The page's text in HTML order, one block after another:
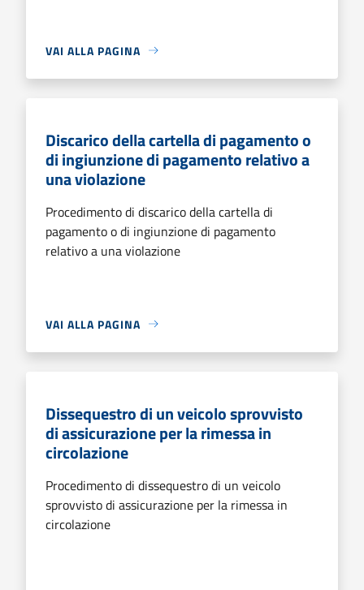
VAI ALLA PAGINA
Discarico della cartella di pagamento o
di ingiunzione di pagamento relativo a
una violazione
Procedimento di discarico della cartella di
pagamento o di ingiunzione di pagamento
relativo a una violazione
VAI ALLA PAGINA
Dissequestro di un veicolo sprovvisto
di assicurazione per la rimessa in
circolazione
Procedimento di dissequestro di un veicolo
sprovvisto di assicurazione per la rimessa in
circolazione